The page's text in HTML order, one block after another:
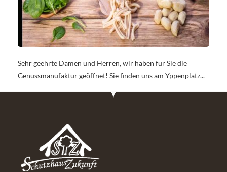
Sehr geehrte Damen und Herren, wir haben für Sie die
Genussmanufaktur geöffnet! Sie finden uns am Yppenplatz...